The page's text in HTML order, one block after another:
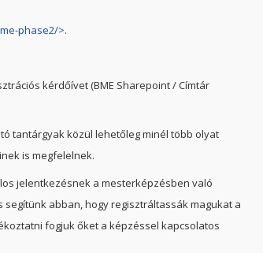
phase2/>.
kérdőívet (BME Sharepoint / Címtár
tantárgyak közül lehetőleg minél több olyat
is megfelelnek.
jelentkezésnek a mesterképzésben való
abban, hogy regisztráltassák magukat a
fogjuk őket a képzéssel kapcsolatos